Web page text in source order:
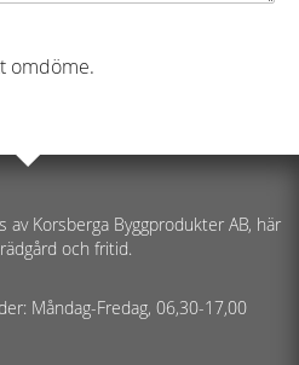
omdöme.
av Korsberga Byggprodukter AB, här
och fritid.
Måndag-Fredag, 06,30-17,00